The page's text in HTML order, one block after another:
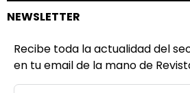
NEWSLETTER
Recibe toda la actualidad del
en tu email de la mano de